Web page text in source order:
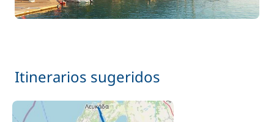
Itinerarios sugeridos